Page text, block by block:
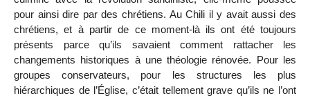
pour ainsi dire par des chrétiens. Au Chili il y avait aussi des
chrétiens, et à partir de ce moment-là ils ont été toujours
présents parce qu’ils savaient comment rattacher les
changements historiques à une théologie rénovée. Pour les
groupes conservateurs, pour les structures les plus
hiérarchiques de l’Église, c’était tellement grave qu’ils ne l’ont